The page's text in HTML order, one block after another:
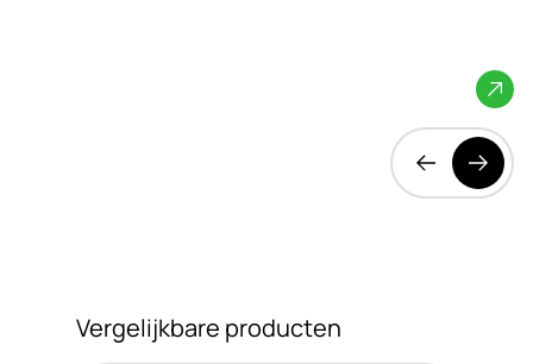
Vergelijkbare producten